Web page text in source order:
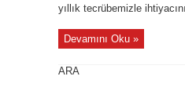
yıllık tecrübemizle
Devamını Oku »
ARA